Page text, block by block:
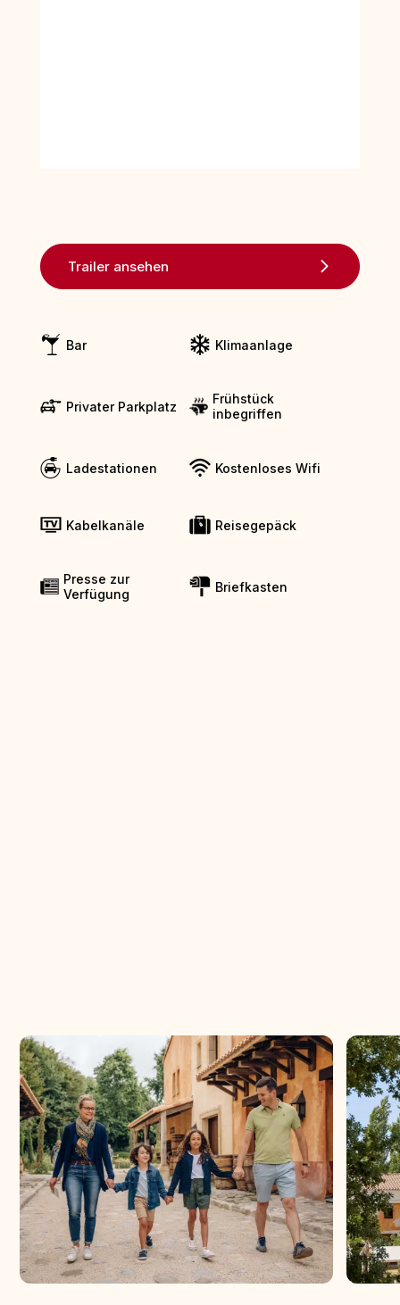
Trailer ansehen
Bar Klimaanlage
Privater Parkplatz
Frühstück
inbegriffen
Ladestationen Kostenloses Wifi
Kabelkanäle Reisegepäck
Presse zur
Verfügung
Briefkasten